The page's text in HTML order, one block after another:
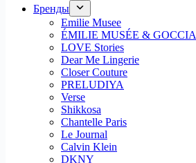
Бренды
Emilie Musee
ÉMILIE MUSÉE & GOCCIA
LOVE Stories
Dear Me Lingerie
Closer Couture
PRELUDIYA
Verse
Shikkosa
Chantelle Paris
Le Journal
Calvin Klein
DKNY